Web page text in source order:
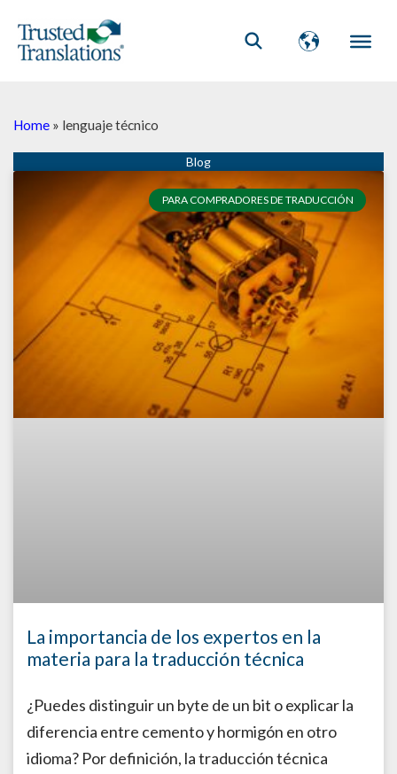
Home » lenguaje técnico
PARA COMPRADORES DE TRADUCCIÓN
La importancia de los expertos en la
materia para la traducción técnica
¿Puedes distinguir un byte de un bit o explicar la
diferencia entre cemento y hormigón en otro
idioma? Por definición, la traducción técnica